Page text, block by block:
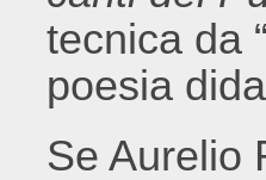
tecnica da
poesia
Se Aurelio